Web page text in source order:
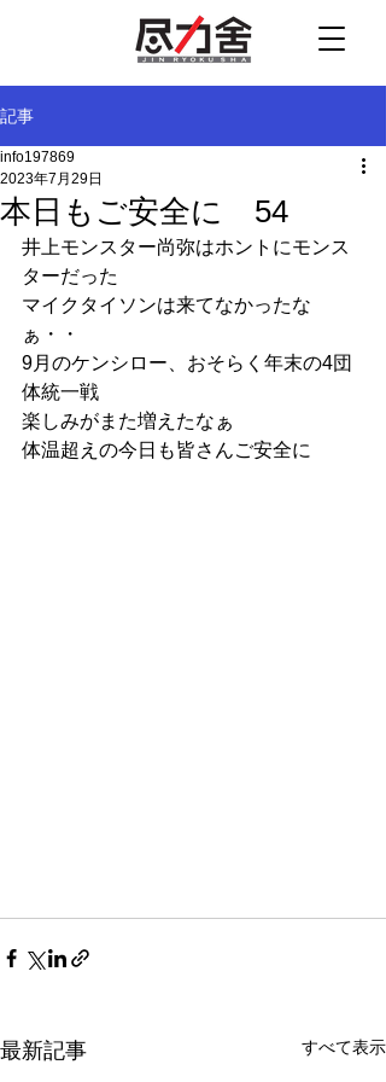
記事
本日もご安全に 54
info197869
2023年7月29日
井上モンスター尚弥はホントにモンス
ターだった
マイクタイソンは来てなかったな
ぁ・・
9月のケンシロー、おそらく年末の4団
体統一戦
楽しみがまた増えたなぁ
体温超えの今日も皆さんご安全に
最新記事 すべて表示